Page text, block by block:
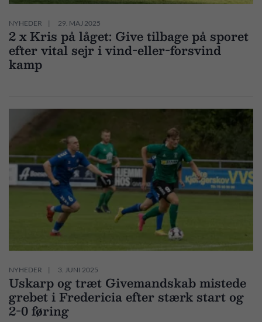
NYHEDER 29. MAJ 2025
2 x Kris på låget: Give tilbage på sporet
efter vital sejr i vind-eller-forsvind
kamp
NYHEDER 3. JUNI 2025
Uskarp og træt Givemandskab mistede
grebet i Fredericia efter stærk start og
2-0 føring